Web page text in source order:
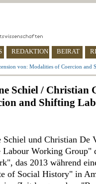
REDAKTION BEIRAT
von: Modalities of Coercion and
Schiel / Christian
and Shifting
Schiel und Christian De
Labour Working Group"
das 2013 während
of Social History" in